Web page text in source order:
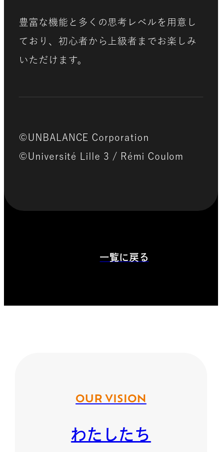
豊富な機能と多くの思考レベルを用意し
ており、初心者から上級者までお楽しみ
いただけます。
©UNBALANCE Corporation
©Université Lille 3 / Rémi Coulom
一覧に戻る
OUR VISION
わたしたち